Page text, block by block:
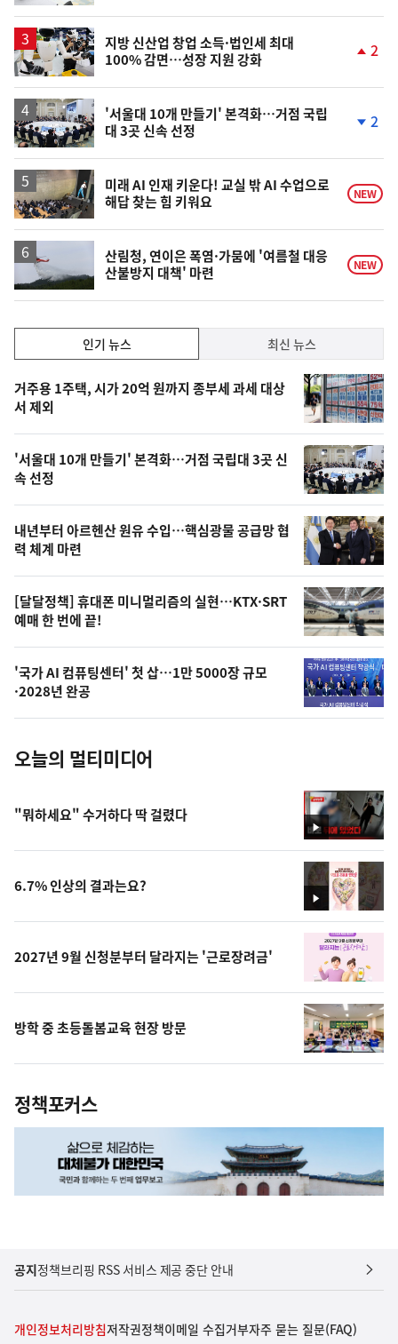
상
지방 신산업 창업 소득·법인세 최대
100% 감면…성장 지원 강화
상
2
'서울대 10개 만들기' 본격화…거점 국립
대 3곳 신속 선정
하
락
2
미래 AI 인재 키운다! 교실 밖 AI 수업으로
해답 찾는 힘 키워요
NEW
산림청, 연이은 폭염·가뭄에 '여름철 대응
산불방지 대책' 마련
NEW
기,
최
신,
오
늘
의
영
상
오
늘
의
사
진
인기 뉴스 최신 뉴스
인
기
뉴
스
거주용 1주택, 시가 20억 원까지 종부세 과세 대상
서 제외
'서울대 10개 만들기' 본격화…거점 국립대 3곳 신
속 선정
내년부터 아르헨산 원유 수입…핵심광물 공급망 협
력 체계 마련
[달달정책] 휴대폰 미니멀리즘의 실현…KTX·SRT
예매 한 번에 끝!
'국가 AI 컴퓨팅센터' 첫 삽…1만 5000장 규모
·2028년 완공
오늘의 멀티미디어
영
상
"뭐하세요" 수거하다 딱 걸렸다
영
상
6.7% 인상의 결과는요?
2027년 9월 신청분부터 달라지는 '근로장려금'
방학 중 초등돌봄교육 현장 방문
정책포커스
공지정책브리핑 RSS 서비스 제공 중단 안내
개인정보처리방침저작권정책이메일 수집거부자주 묻는 질문(FAQ)